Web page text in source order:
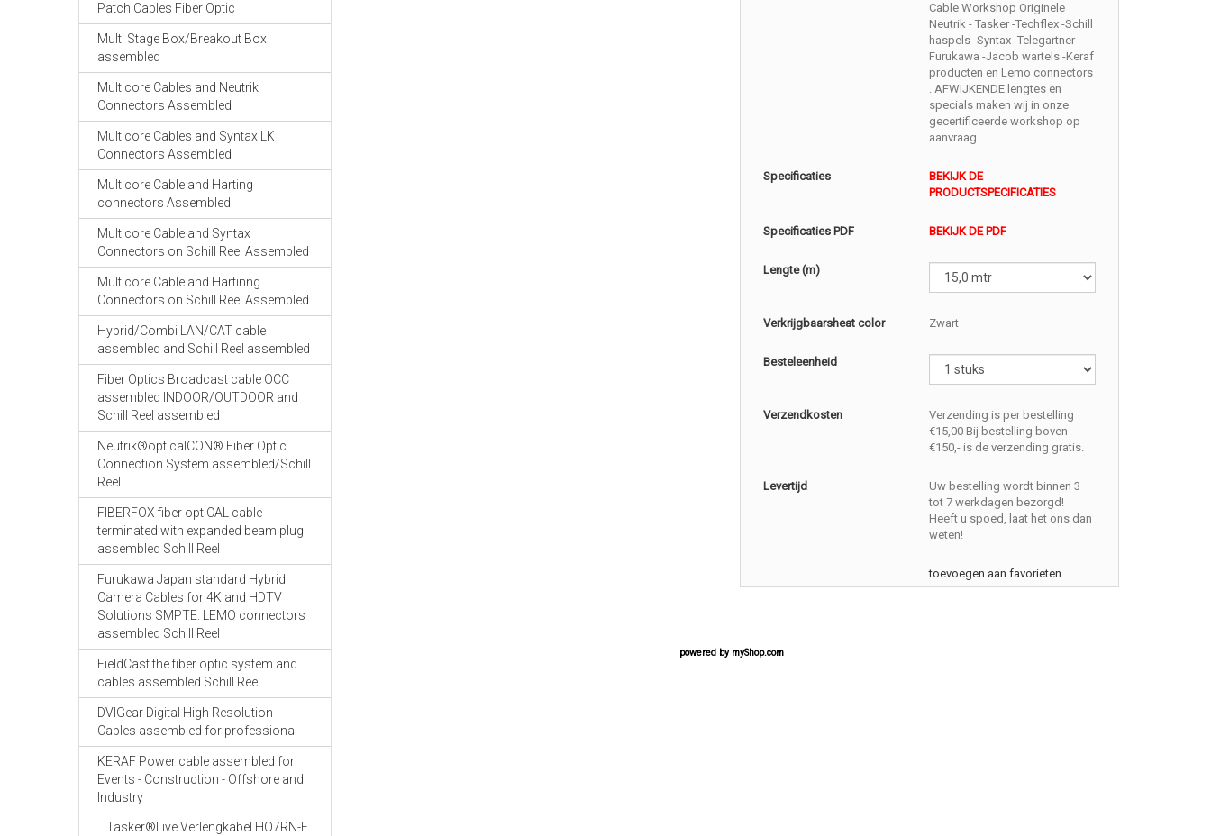
Patch Cables Fiber Optic
Multi Stage Box/Breakout Box
assembled
Multicore Cables and Neutrik
Connectors Assembled
Multicore Cables and Syntax LK
Connectors Assembled
Multicore Cable and Harting
connectors Assembled
Multicore Cable and Syntax
Connectors on Schill Reel Assembled
Multicore Cable and Hartinng
Connectors on Schill Reel Assembled
Hybrid/Combi LAN/CAT cable
assembled and Schill Reel assembled
Fiber Optics Broadcast cable OCC
assembled INDOOR/OUTDOOR and
Schill Reel assembled
Neutrik®opticalCON® Fiber Optic
Connection System assembled/Schill
Reel
FIBERFOX fiber optiCAL cable
terminated with expanded beam plug
assembled Schill Reel
Furukawa Japan standard Hybrid
Camera Cables for 4K and HDTV
Solutions SMPTE. LEMO connectors
assembled Schill Reel
FieldCast the fiber optic system and
cables assembled Schill Reel
DVIGear Digital High Resolution
Cables assembled for professional
KERAF Power cable assembled for
Events - Construction - Offshore and
Industry
Tasker®Live Verlengkabel HO7RN-F
Cable Workshop Originele
Neutrik - Tasker -Techflex -Schill
haspels -Syntax -Telegartner
Furukawa -Jacob wartels -Keraf
producten en Lemo connectors
. AFWIJKENDE lengtes en
specials maken wij in onze
gecertificeerde workshop op
aanvraag.
Specificaties
BEKIJK DE
PRODUCTSPECIFICATIES
Specificaties PDF BEKIJK DE PDF
Lengte (m)
Verkrijgbaarsheat color Zwart
Besteleenheid
Verzendkosten
Verzending is per bestelling
€15,00 Bij bestelling boven
€150,- is de verzending gratis.
Levertijd
Uw bestelling wordt binnen 3
tot 7 werkdagen bezorgd!
Heeft u spoed, laat het ons dan
weten!
toevoegen aan favorieten
powered by myShop.com